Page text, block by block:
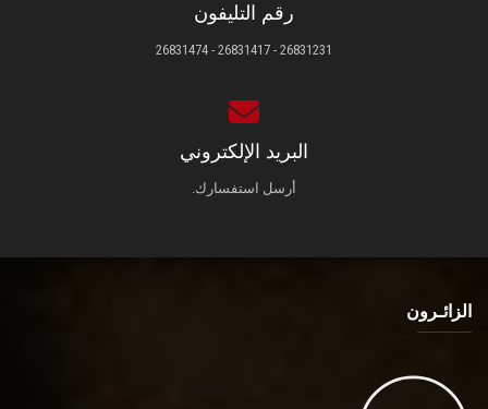
رقم التليفون
26831231 - 26831417 - 26831474
البريد الإلكتروني
أرسل استفسارك.
الزائـرون